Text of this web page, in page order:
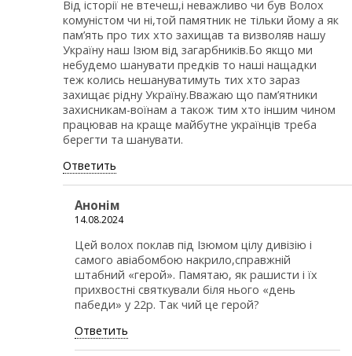
Від історії не втечеш,і неважливо чи був Волох
комуністом чи ні,той памятник не тільки йому а як
пам’ять про тих хто захищав та визволяв нашу
Україну наш Ізюм від загарбників.Бо якщо ми
небудемо шанувати предків то наші нащадки
теж колись нешануватимуть тих хто зараз
захищає рідну Україну.Вважаю що пам’ятники
захисникам-воїнам а також тим хто іншим чином
працював на краще майбутне українців треба
берегти та шанувати.
Ответить
Анонім
14.08.2024
Цей волох поклав під Ізюмом цілу дивізію і
самого авіабомбою накрило,справжній
штабний «герой». Памятаю, як рашисти і їх
прихвостні святкували біля нього «день
пабеди» у 22р. Так чий це герой?
Ответить